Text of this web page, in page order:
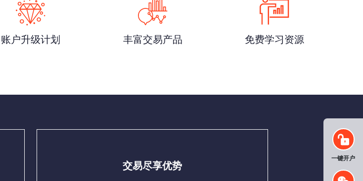
账户升级计划 丰富交易产品 免费学习资源
交易尽享优势
一键开户